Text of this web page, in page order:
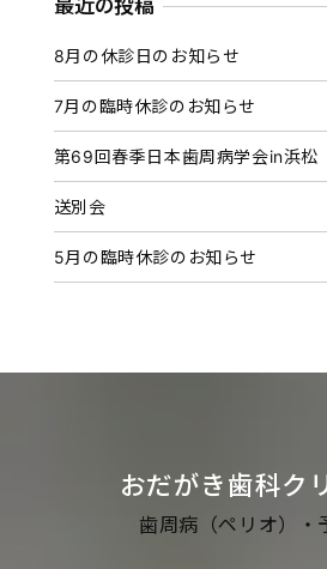
ブ
最近の投稿
8月の休診日のお知らせ
7月の臨時休診のお知らせ
第69回春季日本歯周病学会in浜松
送別会
5月の臨時休診のお知らせ
おだがき歯科ク
歯周病（ペリオ）・